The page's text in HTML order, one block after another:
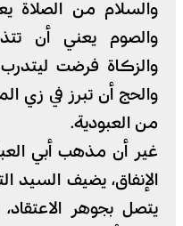
والسلام من
والصوم يعني أن
والزكاة فرضت ليتدرب
والحج أن تبرز في زي
من العبودية.
غير أن مذهب أبي
الإنفاق، يضيف السيد
يتصل بجوهر